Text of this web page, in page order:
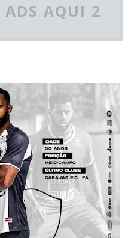
ADS AQUI 2